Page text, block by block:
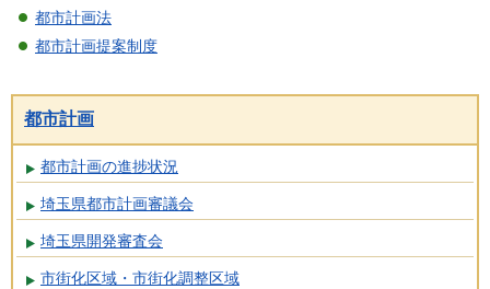
都市計画法
都市計画提案制度
都市計画
都市計画の進捗状況
埼玉県都市計画審議会
埼玉県開発審査会
市街化区域・市街化調整区域